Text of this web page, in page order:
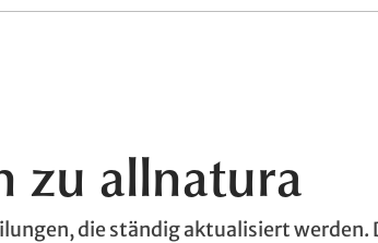
zu allnatura
die ständig aktualisiert werden.